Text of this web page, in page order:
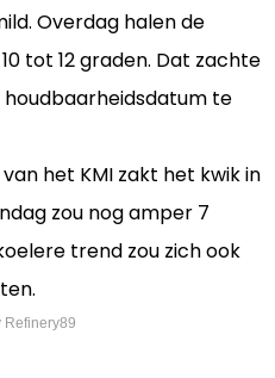
Overdag halen de
tot 12 graden. Dat zachte
te
het KMI zakt het kwik in
zou nog amper 7
trend zou zich ook
Refinery89